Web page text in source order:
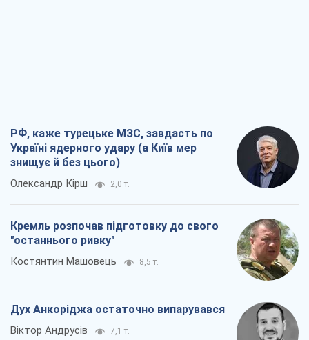
РФ, каже турецьке МЗС, завдасть по
Україні ядерного удару (а Київ мер
знищує й без цього)
Олександр Кірш 2,0 т.
Кремль розпочав підготовку до свого
"останнього ривку"
Костянтин Машовець 8,5 т.
Дух Анкоріджа остаточно випарувався
Віктор Андрусів 7,1 т.